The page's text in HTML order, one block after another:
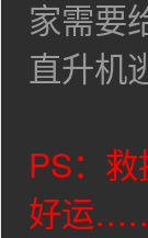
家需要
直升机
PS：
好运